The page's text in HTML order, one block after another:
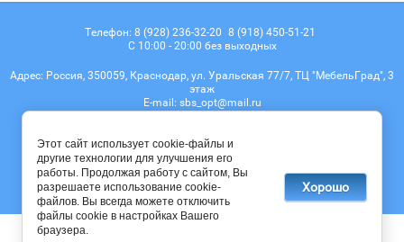
Телефон: 8 (928) 236-32-20 8 (918) 450-51-21
С 10:00 - 20:00 без выходных
Адрес: Россия, 350059, Краснодар, ул. Уральская 77/7, ТЦ "МебельГрад", 3
этаж
Е-mail: sbs_opt@mail.ru
© 2017 - 2026
Этот сайт использует cookie-файлы и
другие технологии для улучшения его
работы. Продолжая работу с сайтом, Вы
разрешаете использование cookie-
файлов. Вы всегда можете отключить
файлы cookie в настройках Вашего
браузера.
Хорошо